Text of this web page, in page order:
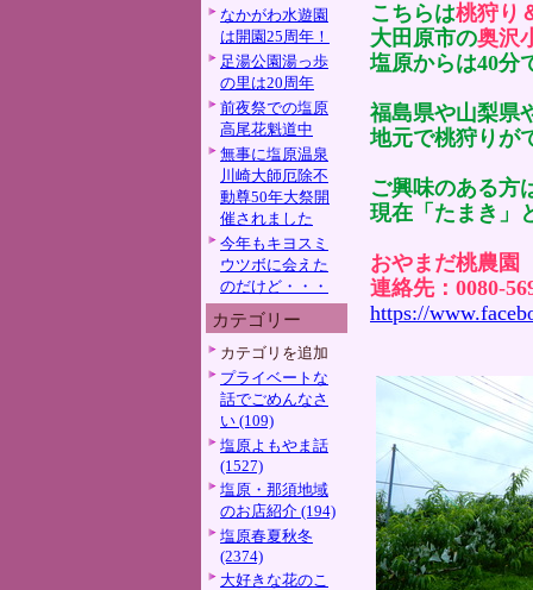
なかがわ水遊園
は開園25周年！
足湯公園湯っ歩
の里は20周年
前夜祭での塩原
高尾花魁道中
無事に塩原温泉
川崎大師厄除不
動尊50年大祭開
催されました
今年もキヨスミ
ウツボに会えた
のだけど・・・
カテゴリー
カテゴリを追加
プライベートな
話でごめんなさ
い (109)
塩原よもやま話
(1527)
塩原・那須地域
のお店紹介 (194)
塩原春夏秋冬
(2374)
大好きな花のこ
こちらは桃狩り
大田原市の奥沢
塩原からは40分
福島県や山梨県
地元で桃狩りが
ご興味のある方
現在「たまき」
おやまだ桃農園
連絡先：0080-
https://